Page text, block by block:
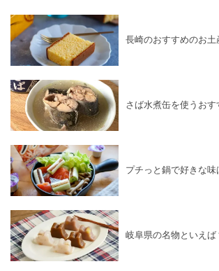
長崎のおすすめのお土
さば水煮缶を使うおす
プチっと鍋で好きな味
岐阜県の名物といえば